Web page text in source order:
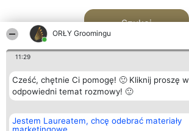
ORŁY Groomingu
11:29
Cześć, chętnie Ci pomogę! 🙂 Kliknij proszę w
odpowiedni temat rozmowy! 🙂
Jestem Laureatem, chcę odebrać materiały
Szukaj
Organizator plebiscytu
Bright Side Solutions sp. z o.
Plebiscyt
Laureaci